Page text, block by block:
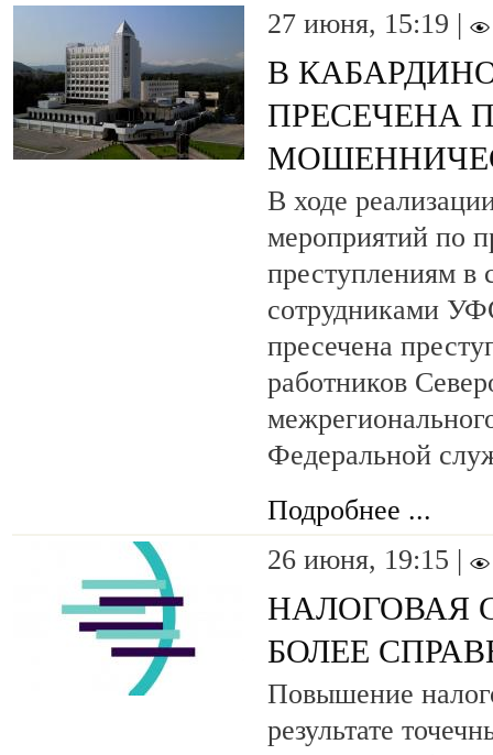
27 июня, 15:19 |
В
ПРЕСЕЧЕНА
В ходе
мероприятий по
преступлениям в
сотрудниками
пресечена
работников
Федеральной
Подробнее ...
26 июня, 19:15 |
НАЛОГОВАЯ
БОЛЕЕ
Повышение
результате